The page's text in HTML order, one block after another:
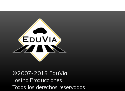
©2007-2015 EduVia
Losino Producciones
Todos los derechos reservados.